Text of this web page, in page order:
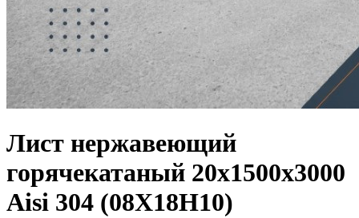
Лист нержавеющий
горячекатаный 20х1500х3000
Aisi 304 (08Х18Н10)